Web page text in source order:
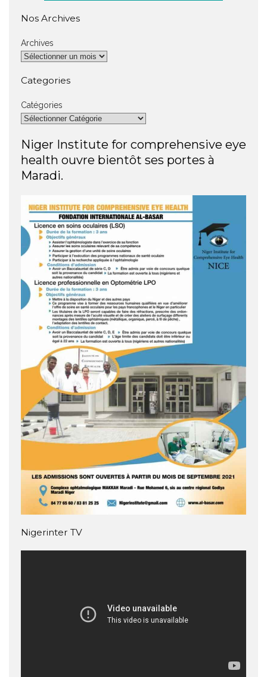
Nos Archives
Archives
Categories
Catégories
Niger Institute for comprehensive eye
health ouvre bientôt ses portes à
Maradi.
Nigerinter TV